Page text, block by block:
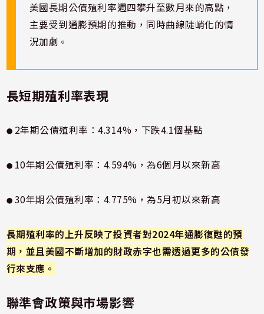
美國長期公債殖利率週四攀升至數月來的高點，
主要受到通膨預期的推動，同時曲線陡峭化的情
況加劇。
長短期殖利率表現
● 2年期公債殖利率：4.314%，下跌4.1個基點
● 10年期公債殖利率：4.594%，為6個月以來新高
● 30年期公債殖利率：4.775%，為5月初以來新高
長期殖利率的上升反映了投資者對2024年通膨復甦的預
期，並且美國不斷增加的財政赤字也需透過更多的公債發
行來支應。
聯準會政策與市場影響